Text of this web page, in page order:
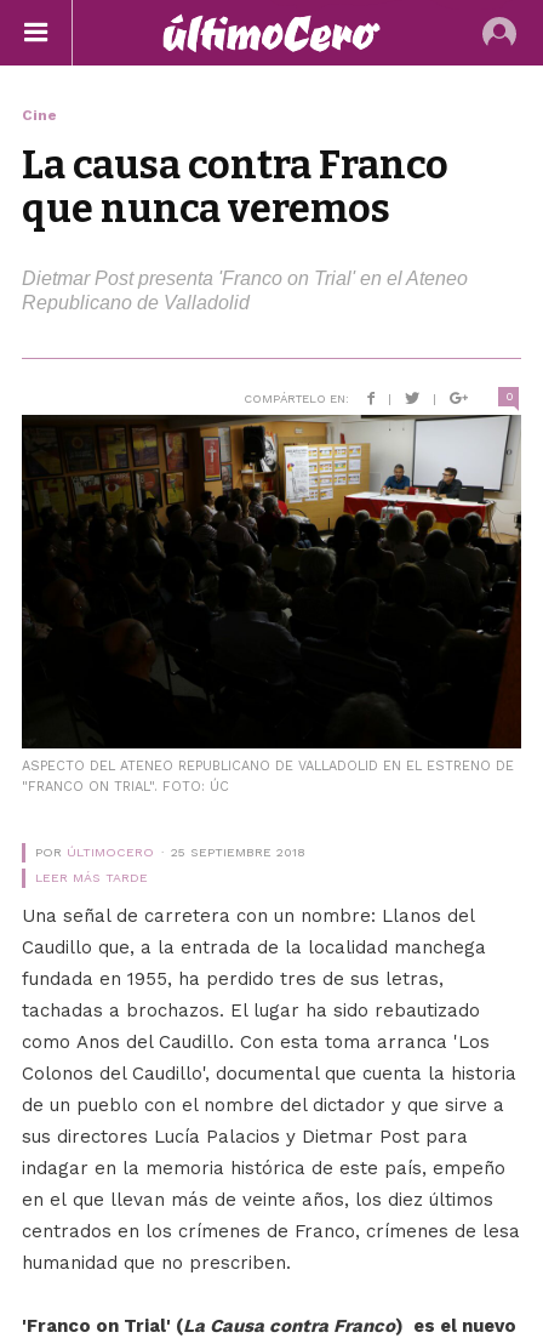
Cine
La causa contra Franco
que nunca veremos
Dietmar Post presenta 'Franco on Trial' en el Ateneo
Republicano de Valladolid
COMPÁRTELO EN: | | 0
ASPECTO DEL ATENEO REPUBLICANO DE VALLADOLID EN EL ESTRENO DE
"FRANCO ON TRIAL". FOTO: ÚC
POR ÚLTIMOCERO
25 SEPTIEMBRE 2018
LEER MÁS TARDE
Una señal de carretera con un nombre: Llanos del
Caudillo que, a la entrada de la localidad manchega
fundada en 1955, ha perdido tres de sus letras,
tachadas a brochazos. El lugar ha sido rebautizado
como Anos del Caudillo. Con esta toma arranca 'Los
Colonos del Caudillo', documental que cuenta la historia
de un pueblo con el nombre del dictador y que sirve a
sus directores Lucía Palacios y Dietmar Post para
indagar en la memoria histórica de este país, empeño
en el que llevan más de veinte años, los diez últimos
centrados en los crímenes de Franco, crímenes de lesa
humanidad que no prescriben.
'Franco on Trial' (La Causa contra Franco) es el nuevo